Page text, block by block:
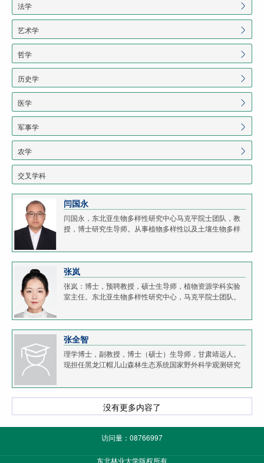
法学
艺术学
哲学
历史学
医学
军事学
农学
交叉学科
闫国永
闫国永，东北亚生物多样性研究中心马克平院士团队，教
授，博士研究生导师。从事植物多样性以及土壤生物多样
然科学基金青年项目（C类）、山东省自然科学基金青...
张岚
张岚：博士，预聘教授，硕士生导师，植物资源学科实验
室主任。东北亚生物多样性研究中心，马克平院士团队。
University，农林专业QS排名世界第一）硕士学位；2015
年，获...
张全智
理学博士，副教授，博士（硕士）生导师，甘肃靖远人。
现担任黑龙江帽儿山森林生态系统国家野外科学观测研究
业等研究工作。主持国家自然科学基金面上项目、国...
没有更多内容了
访问量： 08766997
东北林业大学版权所有